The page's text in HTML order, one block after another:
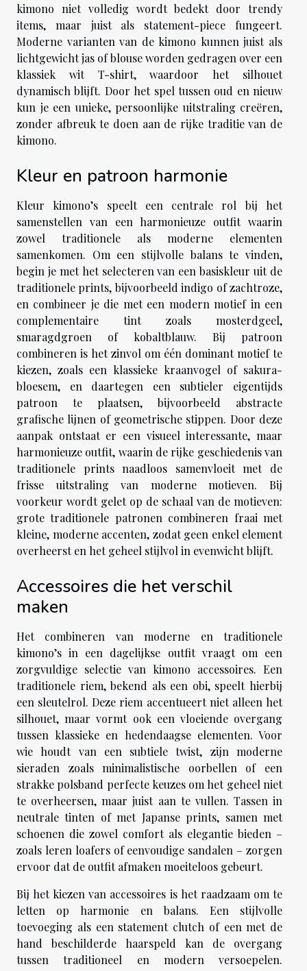
kimono niet volledig wordt bedekt door trendy
items, maar juist als statement-piece fungeert.
Moderne varianten van de kimono kunnen juist als
lichtgewicht jas of blouse worden gedragen over een
klassiek wit T-shirt, waardoor het silhouet
dynamisch blijft. Door het spel tussen oud en nieuw
kun je een unieke, persoonlijke uitstraling creëren,
zonder afbreuk te doen aan de rijke traditie van de
kimono.
Kleur en patroon harmonie
Kleur kimono’s speelt een centrale rol bij het
samenstellen van een harmonieuze outfit waarin
zowel traditionele als moderne elementen
samenkomen. Om een stijlvolle balans te vinden,
begin je met het selecteren van een basiskleur uit de
traditionele prints, bijvoorbeeld indigo of zachtroze,
en combineer je die met een modern motief in een
complementaire tint zoals mosterdgeel,
smaragdgroen of kobaltblauw. Bij patroon
combineren is het zinvol om één dominant motief te
kiezen, zoals een klassieke kraanvogel of sakura-
bloesem, en daartegen een subtieler eigentijds
patroon te plaatsen, bijvoorbeeld abstracte
grafische lijnen of geometrische stippen. Door deze
aanpak ontstaat er een visueel interessante, maar
harmonieuze outfit, waarin de rijke geschiedenis van
traditionele prints naadloos samenvloeit met de
frisse uitstraling van moderne motieven. Bij
voorkeur wordt gelet op de schaal van de motieven:
grote traditionele patronen combineren fraai met
kleine, moderne accenten, zodat geen enkel element
overheerst en het geheel stijlvol in evenwicht blijft.
Accessoires die het verschil
maken
Het combineren van moderne en traditionele
kimono’s in een dagelijkse outfit vraagt om een
zorgvuldige selectie van kimono accessoires. Een
traditionele riem, bekend als een obi, speelt hierbij
een sleutelrol. Deze riem accentueert niet alleen het
silhouet, maar vormt ook een vloeiende overgang
tussen klassieke en hedendaagse elementen. Voor
wie houdt van een subtiele twist, zijn moderne
sieraden zoals minimalistische oorbellen of een
strakke polsband perfecte keuzes om het geheel niet
te overheersen, maar juist aan te vullen. Tassen in
neutrale tinten of met Japanse prints, samen met
schoenen die zowel comfort als elegantie bieden –
zoals leren loafers of eenvoudige sandalen – zorgen
ervoor dat de outfit afmaken moeiteloos gebeurt.
Bij het kiezen van accessoires is het raadzaam om te
letten op harmonie en balans. Een stijlvolle
toevoeging als een statement clutch of een met de
hand beschilderde haarspeld kan de overgang
tussen traditioneel en modern versoepelen.